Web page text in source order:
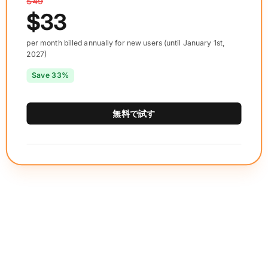
$33
per month billed annually for new users (until January 1st,
2027)
Save 33%
無料で試す